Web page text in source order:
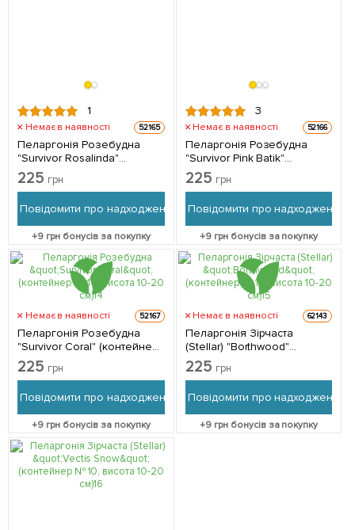
1
Немає в наявності 52165
Пеларгонія Розебудна
"Survivor Rosalinda"
(контейнер № 10, висота
10-20 см) 1 саджанець в
225 грн
Повідомити про надходження
+9 грн бонусів за покупку
3
Немає в наявності 52166
Пеларгонія Розебудна
"Survivor Pink Batik"
(контейнер № 10, висота
10-20 см) 1 саджанець в
225 грн
Повідомити про надходження
+9грн бонусів за покупку
Немає в наявності 52167
Пеларгонія Розебудна
"Survivor Coral" (контейнер
№ 10, висота 10-20 см) 1
саджанець в упаковці
225 грн
Повідомити про надходження
+9 грн бонусів за покупку
Немає в наявності 62143
Пеларгонія Зірчаста
(Stellar) "Borthwood"
(контейнер № 10, висота
10-20 см)
225 грн
Повідомити про надходження
+9грн бонусів за покупку